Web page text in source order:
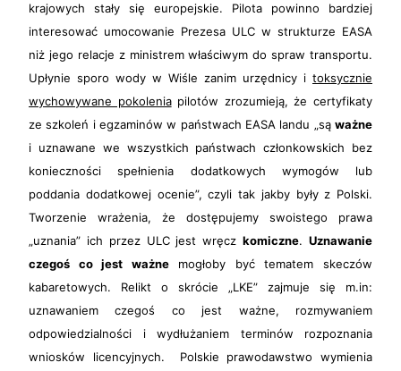
krajowych stały się europejskie. Pilota powinno bardziej
interesować umocowanie Prezesa ULC w strukturze EASA
niż jego relacje z ministrem właściwym do spraw transportu.
Upłynie sporo wody w Wiśle zanim urzędnicy i toksycznie
wychowywane pokoleniapilotów zrozumieją, że certyfikaty
ze szkoleń i egzaminów w państwach EASA landu „są ważne
i uznawane we wszystkich państwach członkowskich bez
konieczności spełnienia dodatkowych wymogów lub
poddania dodatkowej ocenie”, czyli tak jakby były z Polski.
Tworzenie wrażenia, że dostępujemy swoistego prawa
„uznania” ich przez ULC jest wręczkomiczne.Uznawanie
czegoś co jest ważnemogłoby być tematem skeczów
kabaretowych. Relikt o skrócie „LKE” zajmuje się m.in:
uznawaniem czegoś co jest ważne, rozmywaniem
odpowiedzialności i wydłużaniem terminów rozpoznania
wniosków licencyjnych. Polskie prawodawstwo wymienia